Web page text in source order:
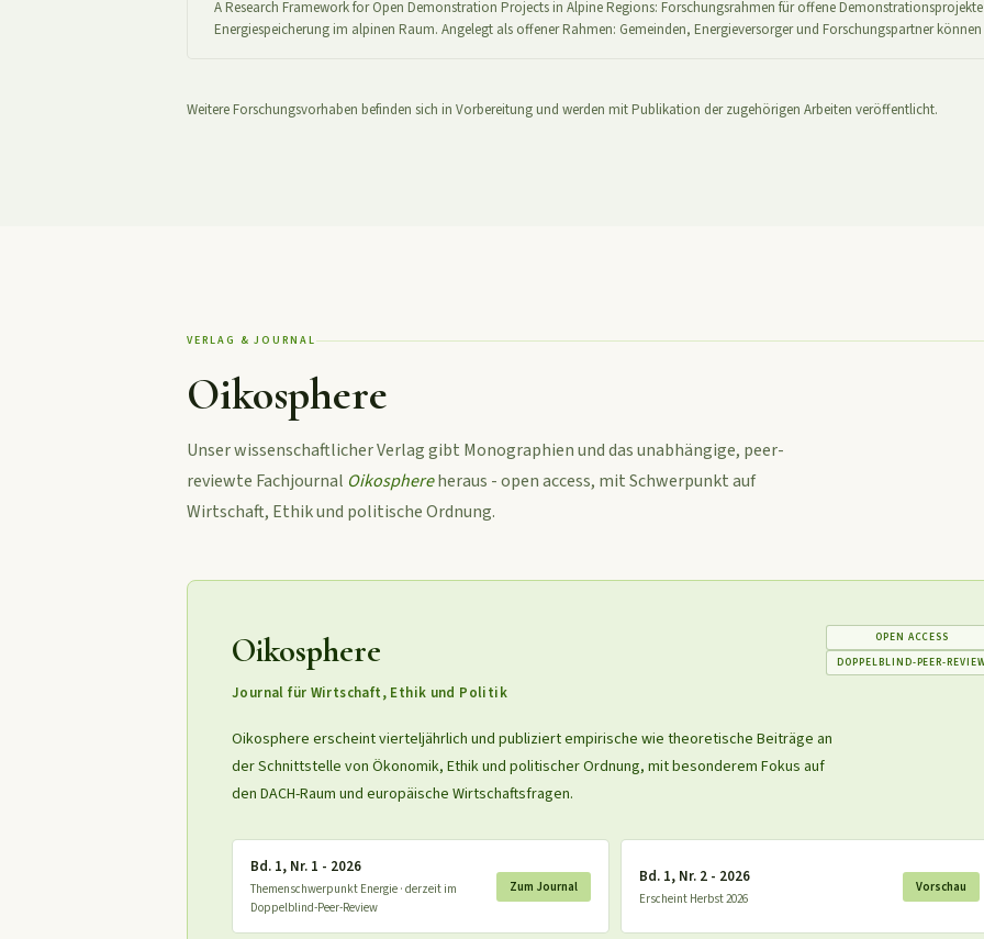
A Research Framework for Open Demonstration Projects in Alpine Regions: Forschungsrahmen für offene
Energiespeicherung im alpinen Raum. Angelegt als offener Rahmen: Gemeinden, Energieversorger und Forschungspartner
Weitere Forschungsvorhaben befinden sich in Vorbereitung und werden mit Publikation der zugehörigen Arbeiten veröffentlicht.
VERLAG & JOURNAL
Oikosphere
Unser wissenschaftlicher Verlag gibt Monographien und das unabhängige, peer-
reviewte Fachjournal Oikosphereheraus - open access, mit Schwerpunkt auf
Wirtschaft, Ethik und politische Ordnung.
Oikosphere
Journal für Wirtschaft, Ethik und Politik
OPEN ACCESS
DOPPELBLIND-PEER-
Oikosphere erscheint vierteljährlich und publiziert empirische wie theoretische Beiträge an
der Schnittstelle von Ökonomik, Ethik und politischer Ordnung, mit besonderem Fokus auf
den DACH-Raum und europäische Wirtschaftsfragen.
Bd. 1, Nr. 1 - 2026
Themenschwerpunkt Energie · derzeit im
Doppelblind-Peer-Review
Zum Journal
Bd. 1, Nr. 2 - 2026
Erscheint Herbst 2026
Vorschau